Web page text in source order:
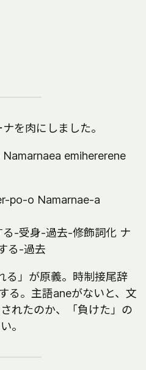
を肉にしました。
emihererene
po-o Namarnae-a
-受身-過去-修飾詞化 ナ
る-過去
る」が原義。時制接尾辞
る。主語aneがないと、文
れたのか、「負けた」の
。